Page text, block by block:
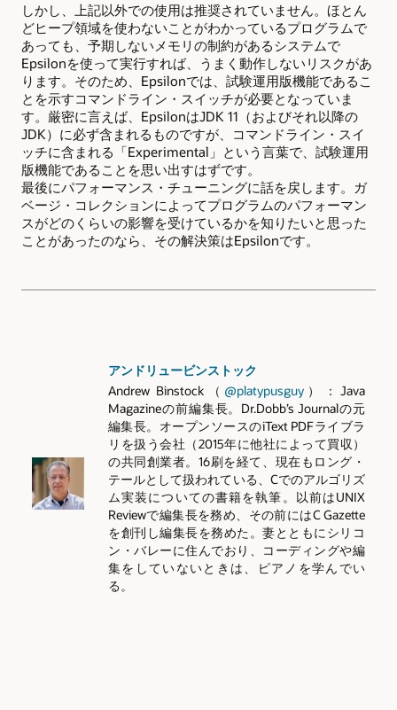
しかし、上記以外での使用は推奨されていません。ほとん
どヒープ領域を使わないことがわかっているプログラムで
あっても、予期しないメモリの制約があるシステムで
Epsilonを使って実行すれば、うまく動作しないリスクがあ
ります。そのため、Epsilonでは、試験運用版機能であるこ
とを示すコマンドライン・スイッチが必要となっていま
す。厳密に言えば、EpsilonはJDK 11（およびそれ以降の
JDK）に必ず含まれるものですが、コマンドライン・スイ
ッチに含まれる「Experimental」という言葉で、試験運用
版機能であることを思い出すはずです。
最後にパフォーマンス・チューニングに話を戻します。ガ
ベージ・コレクションによってプログラムのパフォーマン
スがどのくらいの影響を受けているかを知りたいと思った
ことがあったのなら、その解決策はEpsilonです。
アンドリュービンストック
Andrew Binstock（ @platypusguy ）：Java
Magazineの前編集長。Dr.Dobb’s Journalの元
編集長。オープンソースのiText PDFライブラ
リを扱う会社（2015年に他社によって買収）
の共同創業者。16刷を経て、現在もロング・
テールとして扱われている、Cでのアルゴリズ
ム実装についての書籍を執筆。以前はUNIX
Reviewで編集長を務め、その前にはC Gazette
を創刊し編集長を務めた。妻とともにシリコ
ン・バレーに住んでおり、コーディングや編
集をしていないときは、ピアノを学んでい
る。